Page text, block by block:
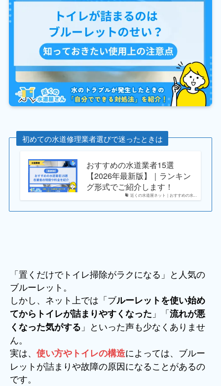
初めての水道修理業者選びで迷ったときは
近くの水道屋ネット｜おすすめの水...
おすすめの水道業者15選
【2026年最新版】｜ランキン
グ形式でご紹介します！
「置くだけでトイレ掃除がラクになる」と人気の
ブルーレット。
しかし、ネット上では「ブルーレットを使い始め
てからトイレが詰まりやすくなった 」「流れが悪
くなった気がする 」といった声も少なくありませ
ん。
実は、 使い方やトイレの構造によっては、ブルー
レットが詰まりや故障の原因になることがあるの
です。